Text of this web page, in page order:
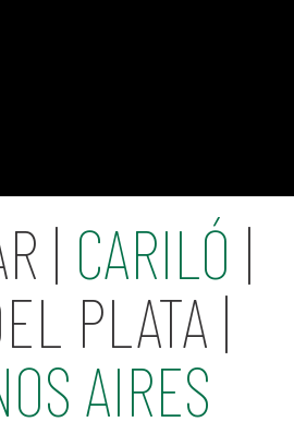
| CARILÓ |
PLATA |
AIRES